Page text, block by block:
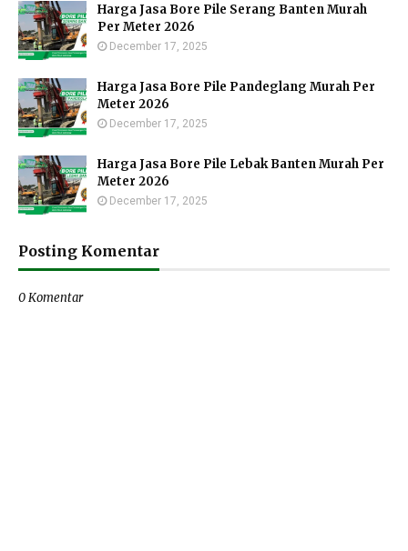
Harga Jasa Bore Pile Serang Banten Murah
Per Meter 2026
December 17, 2025
Harga Jasa Bore Pile Pandeglang Murah Per
Meter 2026
December 17, 2025
Harga Jasa Bore Pile Lebak Banten Murah Per
Meter 2026
December 17, 2025
Posting Komentar
0 Komentar